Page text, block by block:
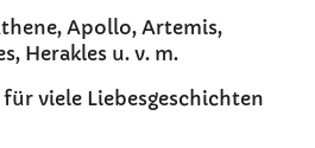
Apollo, Artemis,
Herakles u. v. m.
für viele Liebesgeschichten